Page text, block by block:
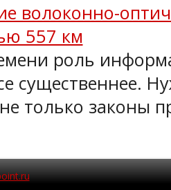
волоконно-
557 км
роль
существеннее.
только законы